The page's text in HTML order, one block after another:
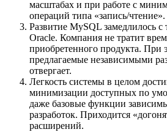
масштабах и при работе с
операций типа «запись/чтение».
Развитие MySQL замедлилось с
Oracle. Компания не тратит
приобретенного продукта. При
предлагаемые независимыми
отвергает.
Легкость системы в целом
минимизации доступных по
даже базовые функции
разработок. Приходится
расширений.